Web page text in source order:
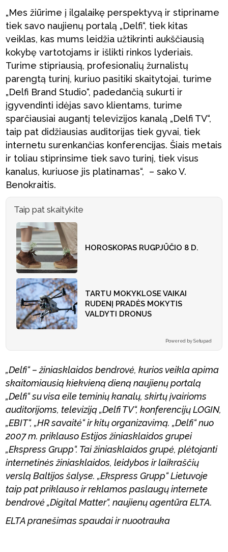
„Mes žiūrime į ilgalaikę perspektyvą ir stipriname
tiek savo naujienų portalą „Delfi“, tiek kitas
veiklas, kas mums leidžia užtikrinti aukščiausią
kokybę vartotojams ir išlikti rinkos lyderiais.
Turime stipriausią, profesionalių žurnalistų
parengtą turinį, kuriuo pasitiki skaitytojai, turime
„Delfi Brand Studio“, padedančią sukurti ir
įgyvendinti idėjas savo klientams, turime
sparčiausiai augantį televizijos kanalą „Delfi TV“,
taip pat didžiausias auditorijas tiek gyvai, tiek
internetu surenkančias konferencijas. Šiais metais
ir toliau stiprinsime tiek savo turinį, tiek visus
kanalus, kuriuose jis platinamas“, – sako V.
Benokraitis.
Taip pat skaitykite
HOROSKOPAS RUGPJŪČIO 8 D.
TARTU MOKYKLOSE VAIKAI
RUDENĮ PRADĖS MOKYTIS
VALDYTI DRONUS
Powered by Setupad
„Delfi“ – žiniasklaidos bendrovė, kurios veikla apima
skaitomiausią kiekvieną dieną naujienų portalą
„Delfi“ su visa eile teminių kanalų, skirtų įvairioms
auditorijoms, televiziją „Delfi TV“, konferencijų LOGIN,
„EBIT“, „HR savaitė“ ir kitų organizavimą. „Delfi“ nuo
2007 m. priklauso Estijos žiniasklaidos grupei
„Ekspress Grupp“. Tai žiniasklaidos grupė, plėtojanti
internetinės žiniasklaidos, leidybos ir laikraščių
verslą Baltijos šalyse. „Ekspress Grupp“ Lietuvoje
taip pat priklauso ir reklamos paslaugų internete
bendrovė „Digital Matter“, naujienų agentūra ELTA.
ELTA pranešimas spaudai ir nuootrauka